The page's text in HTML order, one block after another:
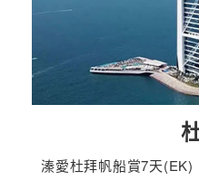
溱愛杜拜帆船賞7天(EK)